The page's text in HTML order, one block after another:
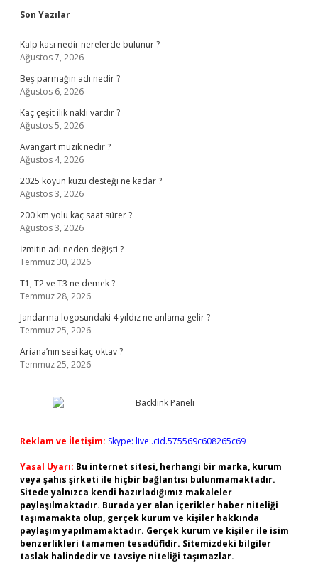
Sidebar
Son Yazılar
Kalp kası nedir nerelerde bulunur ?
Ağustos 7, 2026
Beş parmağın adı nedir ?
Ağustos 6, 2026
Kaç çeşit ilik nakli vardır ?
Ağustos 5, 2026
Avangart müzik nedir ?
Ağustos 4, 2026
2025 koyun kuzu desteği ne kadar ?
Ağustos 3, 2026
200 km yolu kaç saat sürer ?
Ağustos 3, 2026
İzmitin adı neden değişti ?
Temmuz 30, 2026
T1, T2 ve T3 ne demek ?
Temmuz 28, 2026
Jandarma logosundaki 4 yıldız ne anlama gelir ?
Temmuz 25, 2026
Ariana’nın sesi kaç oktav ?
Temmuz 25, 2026
Reklam ve İletişim: Skype: live:.cid.575569c608265c69
Yasal Uyarı: Bu internet sitesi, herhangi bir marka, kurum
veya şahıs şirketi ile hiçbir bağlantısı bulunmamaktadır.
Sitede yalnızca kendi hazırladığımız makaleler
paylaşılmaktadır. Burada yer alan içerikler haber niteliği
taşımamakta olup, gerçek kurum ve kişiler hakkında
paylaşım yapılmamaktadır. Gerçek kurum ve kişiler ile isim
benzerlikleri tamamen tesadüfidir. Sitemizdeki bilgiler
taslak halindedir ve tavsiye niteliği taşımazlar.